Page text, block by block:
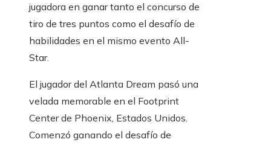
jugadora en ganar tanto el concurso de
tiro de tres puntos como el desafío de
habilidades en el mismo evento All-
Star.
El jugador del Atlanta Dream pasó una
velada memorable en el Footprint
Center de Phoenix, Estados Unidos.
Comenzó ganando el desafío de